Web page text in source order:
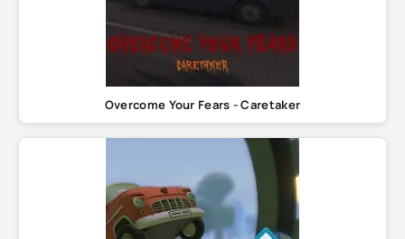
Overcome Your Fears - Caretaker